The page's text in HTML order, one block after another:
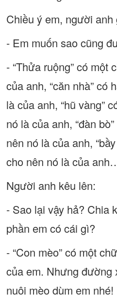
Chiều ý em, người anh
- Em muốn sao cũng
- “Thửa ruộng” có một
của anh, “căn nhà” có
là của anh, “hũ vàng”
nó là của anh, “đàn
nên nó là của anh,
cho nên nó là của
Người anh kêu lên:
- Sao lại vậy hả? Chia
phần em có cái gì?
- “Con mèo” có một
của em. Nhưng đường
nuôi mèo dùm em nhé!